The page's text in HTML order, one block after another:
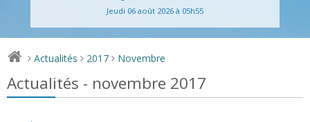
Jeudi 06 août 2026 à 05h55
> Actualités > 2017 > Novembre
Actualités - novembre 2017